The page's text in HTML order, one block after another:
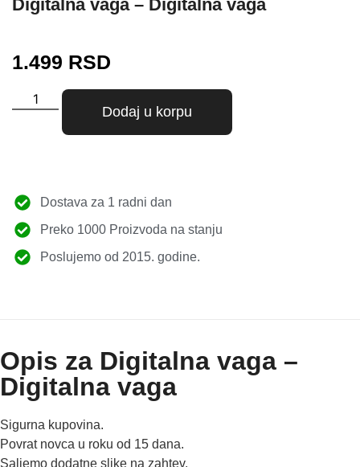
Digitalna vaga – Digitalna vaga
1.499 RSD
Dodaj u korpu
Dostava za 1 radni dan
Preko 1000 Proizvoda na stanju
Poslujemo od 2015. godine.
Opis za Digitalna vaga –
Digitalna vaga
Sigurna kupovina.
Povrat novca u roku od 15 dana.
Saljemo dodatne slike na zahtev.